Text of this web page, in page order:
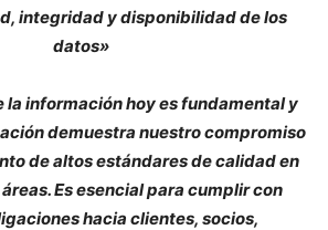
integridad y disponibilidad de los
datos»
la información hoy es fundamental y
demuestra nuestro compromiso
de altos estándares de calidad en
Es esencial para cumplir con
hacia clientes, socios,